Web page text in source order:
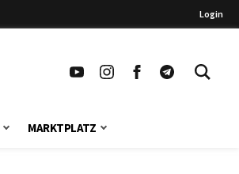
Login
MARKTPLATZ